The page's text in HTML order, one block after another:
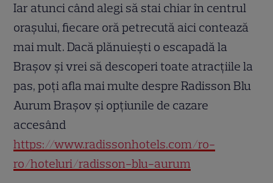
Iar atunci când alegi să stai chiar în centrul
orașului, fiecare oră petrecută aici contează
mai mult. Dacă plănuiești o escapadă la
Brașov și vrei să descoperi toate atracțiile la
pas, poți afla mai multe despre Radisson Blu
Aurum Brașov și opțiunile de cazare
accesând
https://www.radissonhotels.com/ro-
ro/hoteluri/radisson-blu-aurum